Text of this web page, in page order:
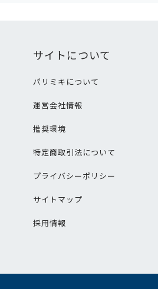
サイトについて
パリミキについて
運営会社情報
推奨環境
特定商取引法について
プライバシーポリシー
サイトマップ
採用情報